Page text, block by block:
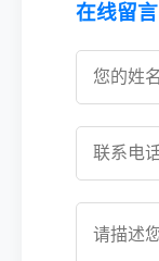
在线留言